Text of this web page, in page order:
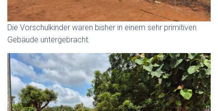
Die Vorschulkinder waren bisher in einem sehr primitiven
Gebäude untergebracht.